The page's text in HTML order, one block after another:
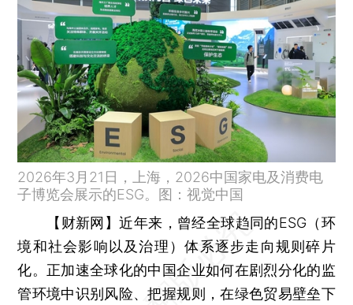
2026年3月21日，上海，2026中国家电及消费电
子博览会展示的ESG。图：视觉中国
【财新网】近年来，曾经全球趋同的ESG（环
境和社会影响以及治理）体系逐步走向规则碎片
化。正加速全球化的中国企业如何在剧烈分化的监
管环境中识别风险、把握规则，在绿色贸易壁垒下